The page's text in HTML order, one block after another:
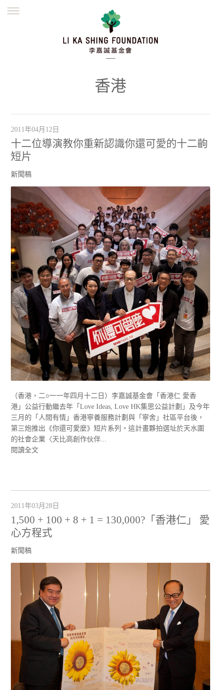
繁體
香港
2011年04月12日
十二位導演教你重新認識你還可愛的十二齣
短片
新聞稿
（香港，二○一一年四月十二日）李嘉誠基金會「香港仁 愛香
港」公益行動繼去年「Love Ideas, Love HK集思公益計劃」及今年
三月的「人間有情」香港寧養服務計劃與「寧舍」社區平台後，
第三炮推出《你還可愛麼》短片系列。這計畫夥拍選址於天水圍
的社會企業〈天比高創作伙伴...
閱讀全文
2011年03月28日
1,500 + 100 + 8 + 1 = 130,000?「香港仁」 愛
心方程式
新聞稿